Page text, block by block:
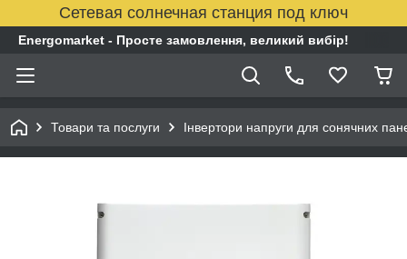
Сетевая солнечная станция под ключ
Energomarket - Просте замовлення, великий вибір!
Товари та послуги Інвертори напруги для сонячних